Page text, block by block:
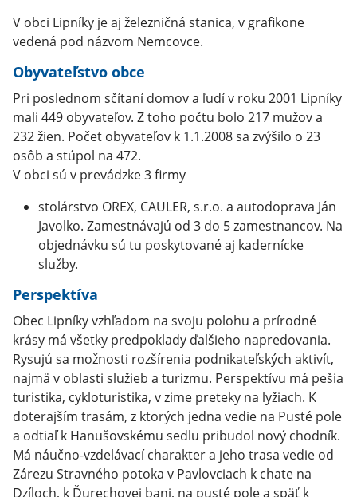
V obci Lipníky je aj železničná stanica, v grafikone
vedená pod názvom Nemcovce.
Obyvateľstvo obce
Pri poslednom sčítaní domov a ľudí v roku 2001 Lipníky
mali 449 obyvateľov. Z toho počtu bolo 217 mužov a
232 žien. Počet obyvateľov k 1.1.2008 sa zvýšilo o 23
osôb a stúpol na 472.
V obci sú v prevádzke 3 firmy
stolárstvo OREX, CAULER, s.r.o. a autodoprava Ján
Javolko. Zamestnávajú od 3 do 5 zamestnancov. Na
objednávku sú tu poskytované aj kadernícke
služby.
Perspektíva
Obec Lipníky vzhľadom na svoju polohu a prírodné
krásy má všetky predpoklady ďalšieho napredovania.
Rysujú sa možnosti rozšírenia podnikateľských aktivít,
najmä v oblasti služieb a turizmu. Perspektívu má pešia
turistika, cykloturistika, v zime preteky na lyžiach. K
doterajším trasám, z ktorých jedna vedie na Pusté pole
a odtiaľ k Hanušovskému sedlu pribudol nový chodník.
Má náučno-vzdelávací charakter a jeho trasa vedie od
Zárezu Stravného potoka v Pavlovciach k chate na
Dzíloch, k Ďurechovej bani, na pusté pole a späť k